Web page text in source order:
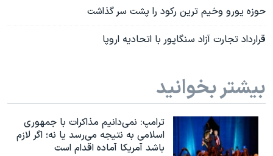
حوزه یورو وخیم ترین رکود را پشت سر گذاشت
قرارداد تجارت آزاد سنگاپور با اتحادیه اروپا
بیشتر بخوانید
ترامپ: نمی‌دانیم مذاکرات با جمهوری
اسلامی به نتیجه می‌رسد یا نه؛ اگر لازم
باشد آمریکا آماده اقدام است